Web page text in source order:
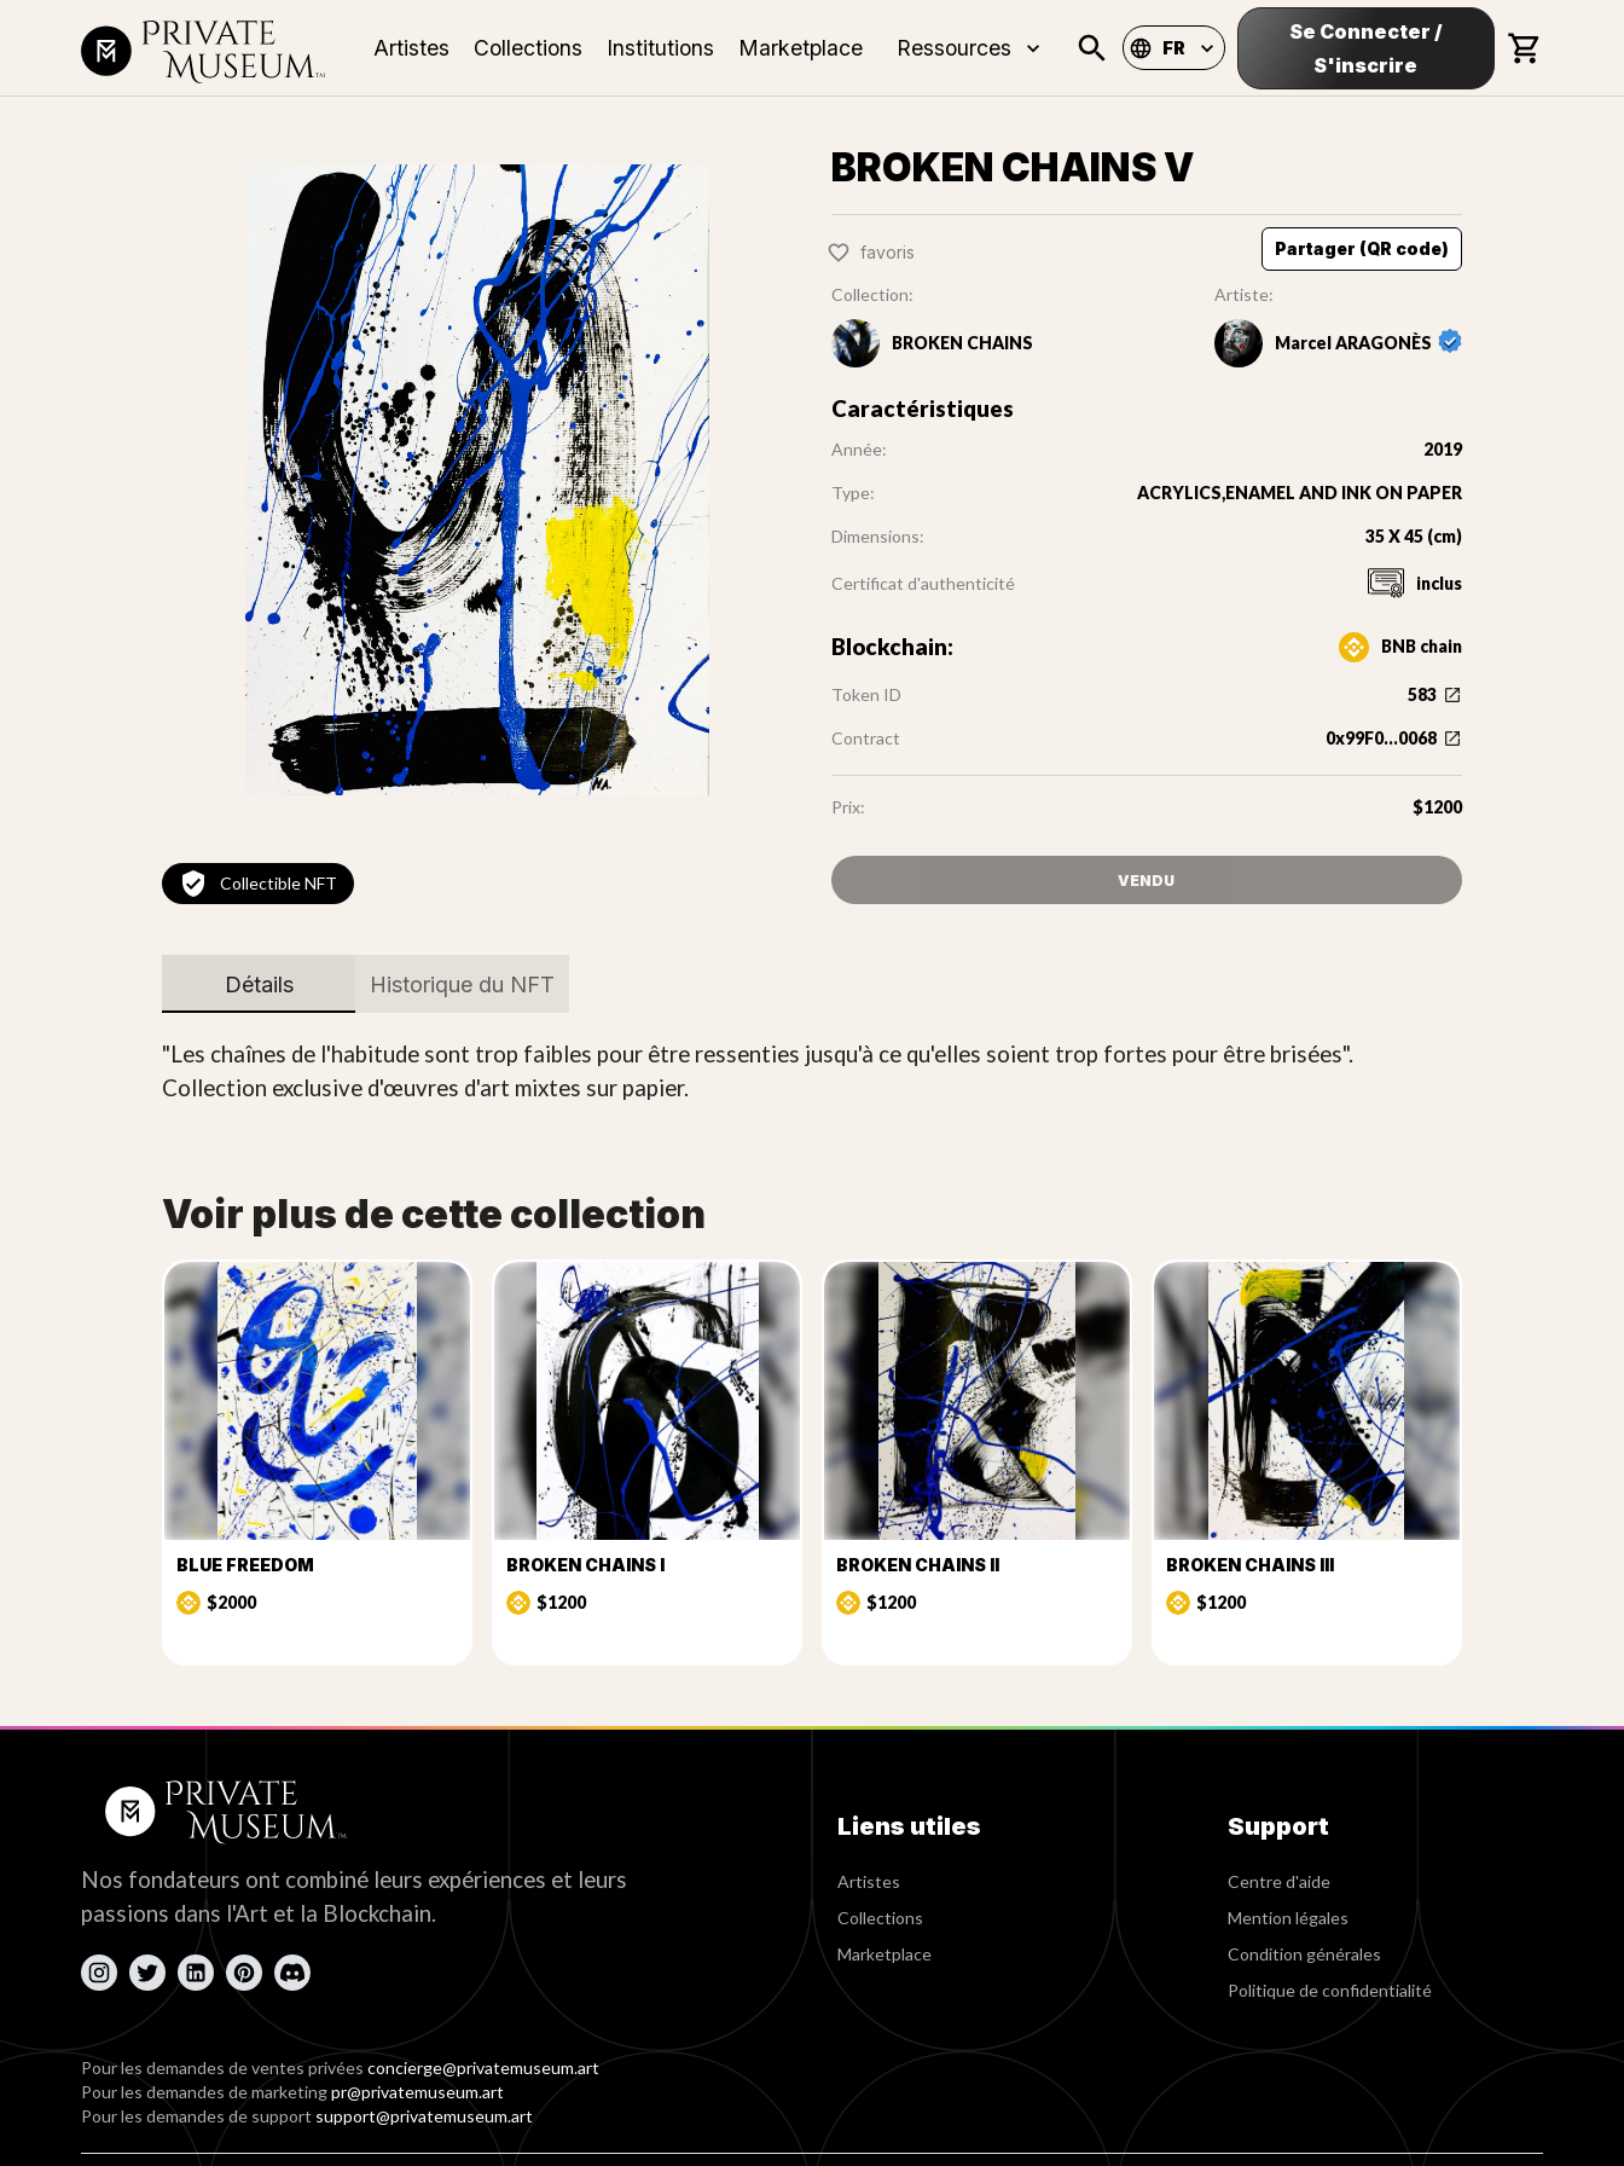
Artistes Collections Institutions Marketplace Ressources FR
Se Connecter /
S'inscrire
Collectible NFT
BROKEN CHAINS V
favoris Partager (QR code)
Collection:
BROKEN CHAINS
Artiste:
Marcel ARAGONÈS
Caractéristiques
Année: 2019
Type: ACRYLICS,ENAMEL AND INK ON PAPER
Dimensions: 35 X 45 (cm)
Certificat d'authenticité inclus
Blockchain: BNB chain
Token ID 583
Contract 0x99F0...0068
Prix: $1200
VENDU
Détails Historique du NFT
"Les chaînes de l'habitude sont trop faibles pour être ressenties jusqu'à ce qu'elles soient trop fortes pour être brisées".
Collection exclusive d'œuvres d'art mixtes sur papier.
Voir plus de cette collection
BLUE FREEDOM
$2000
BROKEN CHAINS I
$1200
BROKEN CHAINS II
$1200
BROKEN CHAINS III
$1200
Nos fondateurs ont combiné leurs expériences et leurs
passions dans l'Art et la Blockchain.
Liens utiles
Artistes
Collections
Marketplace
Support
Centre d'aide
Mention légales
Condition générales
Politique de confidentialité
Pour les demandes de ventes privéesconcierge@privatemuseum.art
Pour les demandes de marketingpr@privatemuseum.art
Pour les demandes de support support@privatemuseum.art